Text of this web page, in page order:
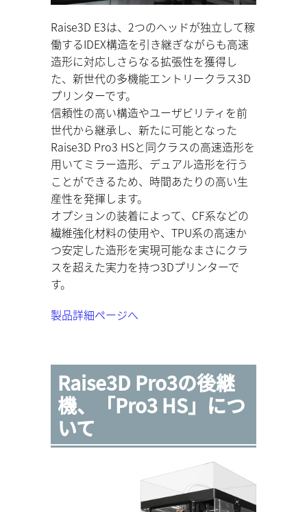
Raise3D E3は、2つのヘッドが独立して稼
働するIDEX構造を引き継ぎながらも高速
造形に対応しさらなる拡張性を獲得し
た、新世代の多機能エントリークラス3D
プリンターです。
信頼性の高い構造やユーザビリティを前
世代から継承し、新たに可能となった
Raise3D Pro3 HSと同クラスの高速造形を
用いてミラー造形、デュアル造形を行う
ことができるため、時間あたりの高い生
産性を発揮します。
オプションの装着によって、CF系などの
繊維強化材料の使用や、TPU系の高速か
つ安定した造形を実現可能なまさにクラ
スを超えた実力を持つ3Dプリンターで
す。
製品詳細ページへ
Raise3D Pro3の後継
機、「Pro3 HS」につ
いて